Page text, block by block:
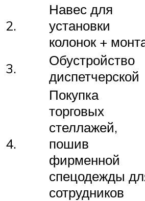
2.
Навес для
установки
колонок +
3.
Обустройство
диспетчерской
4.
Покупка
торговых
стеллажей,
пошив
фирменной
спецодежды
сотрудников